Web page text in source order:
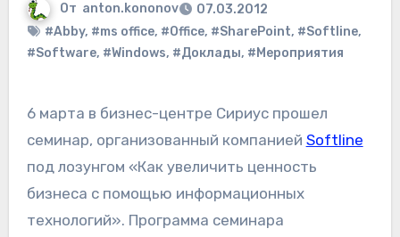
От anton.kononov
07.03.2012
#Abby, #ms office, #Office, #SharePoint, #Softline,
#Software, #Windows, #Доклады, #Мероприятия
6 марта в бизнес-центре Сириус прошел
семинар, организованный компанией Softline
под лозунгом «Как увеличить ценность
бизнеса с помощью информационных
технологий». Программа семинара